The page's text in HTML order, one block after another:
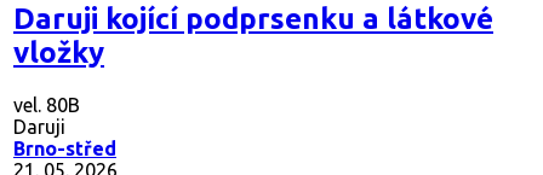
Daruji kojící podprsenku a látkové
vložky
vel. 80B
Daruji
Brno-střed
21. 05. 2026